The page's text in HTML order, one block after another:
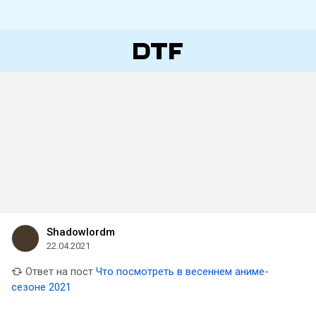
Shadowlordm
22.04.2021
Ответ на пост Что посмотреть в весеннем аниме-
сезоне 2021